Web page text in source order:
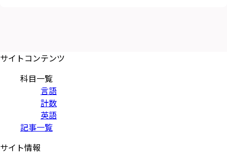
サイトコンテンツ
科目一覧
言語
計数
英語
記事一覧
サイト情報